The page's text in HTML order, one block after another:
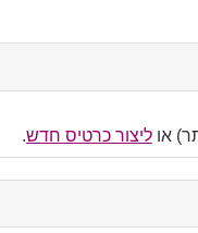
אוליצור כרטיס חדש.